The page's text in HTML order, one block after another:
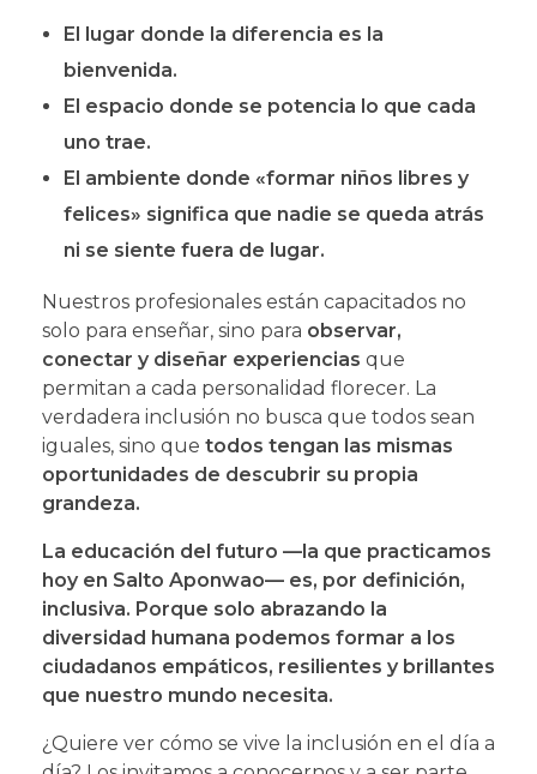
El lugar donde la diferencia es la
bienvenida.
El espacio donde se potencia lo que cada
uno trae.
El ambiente donde «formar niños libres y
felices» significa que nadie se queda atrás
ni se siente fuera de lugar.
Nuestros profesionales están capacitados no
solo para enseñar, sino para observar,
conectar y diseñar experiencias que
permitan a cada personalidad florecer. La
verdadera inclusión no busca que todos sean
iguales, sino que todos tengan las mismas
oportunidades de descubrir su propia
grandeza.
La educación del futuro —la que practicamos
hoy en Salto Aponwao— es, por definición,
inclusiva. Porque solo abrazando la
diversidad humana podemos formar a los
ciudadanos empáticos, resilientes y brillantes
que nuestro mundo necesita.
¿Quiere ver cómo se vive la inclusión en el día a